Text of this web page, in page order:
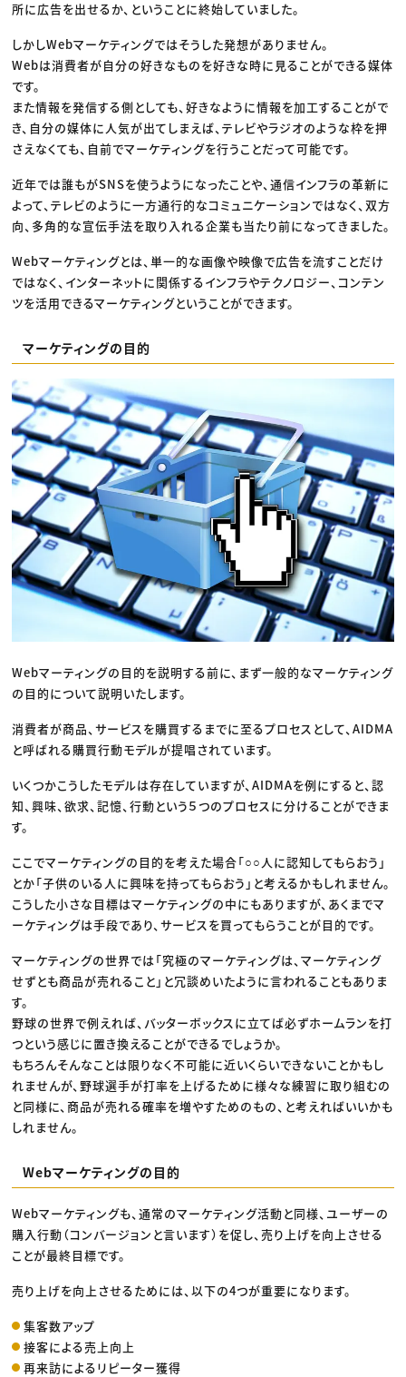
所に広告を出せるか、ということに終始していました。
しかしWebマーケティングではそうした発想がありません。
Webは消費者が自分の好きなものを好きな時に見ることができる媒体
です。
また情報を発信する側としても、好きなように情報を加工することがで
き、自分の媒体に人気が出てしまえば、テレビやラジオのような枠を押
さえなくても、自前でマーケティングを行うことだって可能です。
近年では誰もがSNSを使うようになったことや、通信インフラの革新に
よって、テレビのように一方通行的なコミュニケーションではなく、双方
向、多角的な宣伝手法を取り入れる企業も当たり前になってきました。
Webマーケティングとは、単一的な画像や映像で広告を流すことだけ
ではなく、インターネットに関係するインフラやテクノロジー、コンテン
ツを活用できるマーケティングということができます。
マーケティングの目的
Webマーティングの目的を説明する前に、まず一般的なマーケティング
の目的について説明いたします。
消費者が商品、サービスを購買するまでに至るプロセスとして、AIDMA
と呼ばれる購買行動モデルが提唱されています。
いくつかこうしたモデルは存在していますが、AIDMAを例にすると、認
知、興味、欲求、記憶、行動という５つのプロセスに分けることができま
す。
ここでマーケティングの目的を考えた場合「○○人に認知してもらおう」
とか「子供のいる人に興味を持ってもらおう」と考えるかもしれません。
こうした小さな目標はマーケティングの中にもありますが、あくまでマ
ーケティングは手段であり、サービスを買ってもらうことが目的です。
マーケティングの世界では「究極のマーケティングは、マーケティング
せずとも商品が売れること」と冗談めいたように言われることもありま
す。
野球の世界で例えれば、バッターボックスに立てば必ずホームランを打
つという感じに置き換えることができるでしょうか。
もちろんそんなことは限りなく不可能に近いくらいできないことかもし
れませんが、野球選手が打率を上げるために様々な練習に取り組むの
と同様に、商品が売れる確率を増やすためのもの、と考えればいいかも
しれません。
Webマーケティングの目的
Webマーケティングも、通常のマーケティング活動と同様、ユーザーの
購入行動（コンバージョンと言います）を促し、売り上げを向上させる
ことが最終目標です。
売り上げを向上させるためには、以下の4つが重要になります。
集客数アップ
接客による売上向上
再来訪によるリピーター獲得